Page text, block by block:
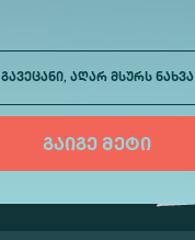
გავეცანი, აღარ მსურს ნახვა
გაიგე მეტი